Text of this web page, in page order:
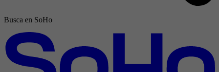
Busca en SoHo